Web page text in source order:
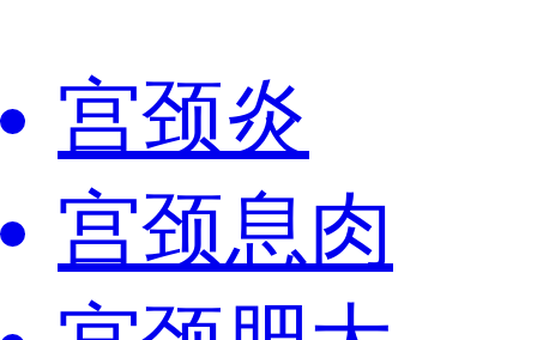
宫颈炎
宫颈息肉